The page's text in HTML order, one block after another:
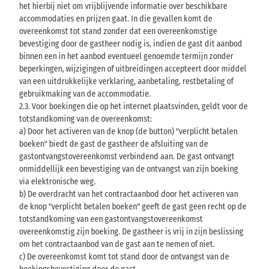
het hierbij niet om vrijblijvende informatie over beschikbare
accommodaties en prijzen gaat. In die gevallen komt de
overeenkomst tot stand zonder dat een overeenkomstige
bevestiging door de gastheer nodig is, indien de gast dit aanbod
binnen een in het aanbod eventueel genoemde termijn zonder
beperkingen, wijzigingen of uitbreidingen accepteert door middel
van een uitdrukkelijke verklaring, aanbetaling, restbetaling of
gebruikmaking van de accommodatie.
2.3. Voor boekingen die op het internet plaatsvinden, geldt voor de
totstandkoming van de overeenkomst:
a) Door het activeren van de knop (de button) "verplicht betalen
boeken" biedt de gast de gastheer de afsluiting van de
gastontvangstovereenkomst verbindend aan. De gast ontvangt
onmiddellijk een bevestiging van de ontvangst van zijn boeking
via elektronische weg.
b) De overdracht van het contractaanbod door het activeren van
de knop "verplicht betalen boeken" geeft de gast geen recht op de
totstandkoming van een gastontvangstovereenkomst
overeenkomstig zijn boeking. De gastheer is vrij in zijn beslissing
om het contractaanbod van de gast aan te nemen of niet.
c) De overeenkomst komt tot stand door de ontvangst van de